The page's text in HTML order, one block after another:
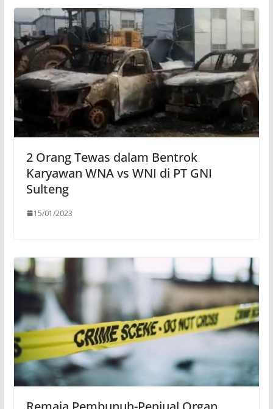
2 Orang Tewas dalam Bentrok
Karyawan WNA vs WNI di PT GNI
Sulteng
15/01/2023